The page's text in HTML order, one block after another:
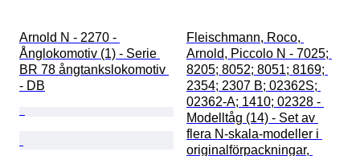
Arnold N - 2270 -
Ånglokomotiv (1) - Serie
BR 78 ångtankslokomotiv
- DB
Fleischmann, Roco,
Arnold, Piccolo N - 7025;
8205; 8052; 8051; 8169;
2354; 2307 B; 02362S;
02362-A; 1410; 02328 -
Modelltåg (14) - Set av
flera N-skala-modeller i
originalförpackningar,